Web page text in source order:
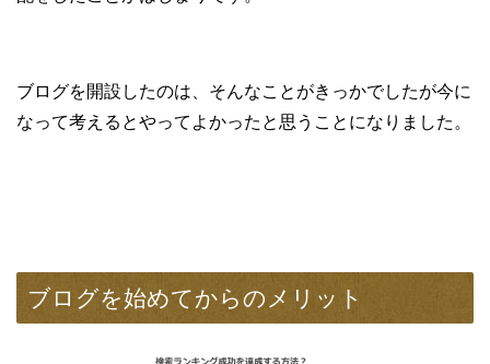
ブログを開設したのは、そんなことがきっかでしたが今に
なって考えるとやってよかったと思うことになりました。
ブログを始めてからのメリット